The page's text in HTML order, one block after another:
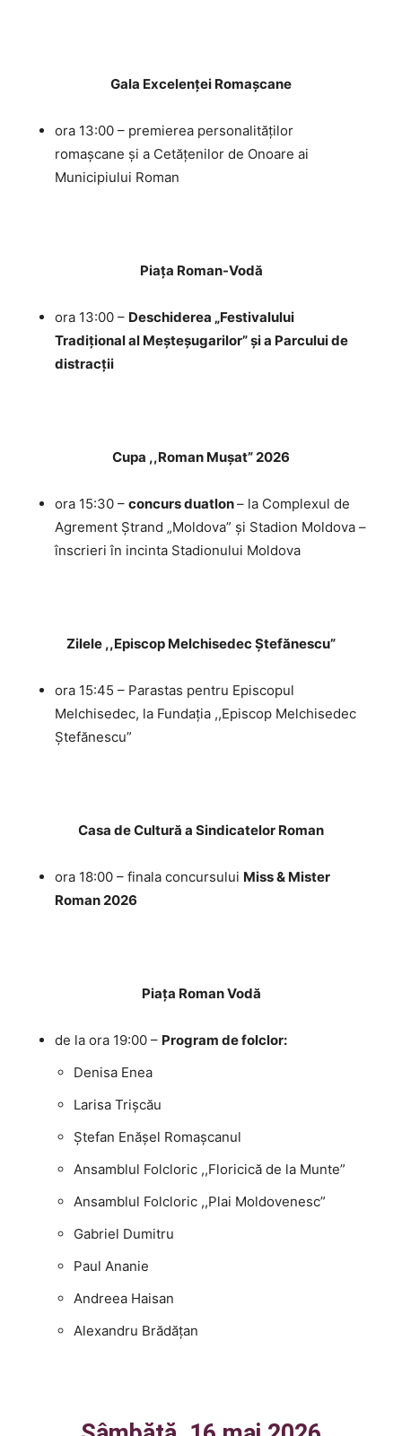
Gala Excelenței Romașcane
ora 13:00 – premierea personalităților
romașcane și a Cetățenilor de Onoare ai
Municipiului Roman
Piața Roman-Vodă
ora 13:00 – Deschiderea „Festivalului
Tradițional al Meșteșugarilor” și a Parcului de
distracții
Cupa ,,Roman Mușat” 2026
ora 15:30 – concurs duatlon– la Complexul de
Agrement Ștrand „Moldova” și Stadion Moldova –
înscrieri în incinta Stadionului Moldova
Zilele ,,Episcop Melchisedec Ștefănescu”
ora 15:45 – Parastas pentru Episcopul
Melchisedec, la Fundația ,,Episcop Melchisedec
Ștefănescu”
Casa de Cultură a Sindicatelor Roman
ora 18:00 – finala concursului Miss & Mister
Roman 2026
Piața Roman Vodă
de la ora 19:00 – Program de folclor:
Denisa Enea
Larisa Trișcău
Ștefan Enășel Romașcanul
Ansamblul Folcloric ,,Floricică de la Munte”
Ansamblul Folcloric ,,Plai Moldovenesc”
Gabriel Dumitru
Paul Ananie
Andreea Haisan
Alexandru Brădățan